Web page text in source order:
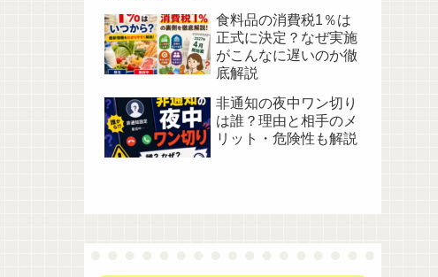
食料品の消費税1％は
正式に決定？なぜ実施
がこんなに遅いのか徹
底解説
非通知の夜中ワン切り
は誰？理由と相手のメ
リット・危険性も解説